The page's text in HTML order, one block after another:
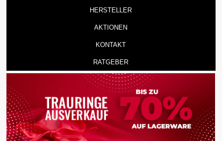
HERSTELLER
AKTIONEN
KONTAKT
RATGEBER